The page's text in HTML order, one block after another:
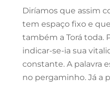
Diríamos que assim
tem espaço fixo e
também a Torá toda.
indicar-se-ia sua
constante. A palavra
no pergaminho. Já a